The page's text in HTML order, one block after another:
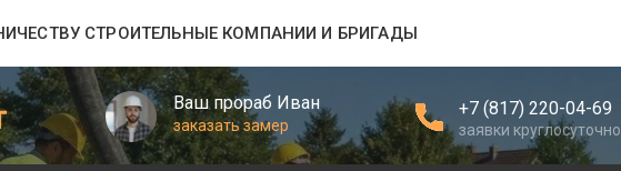
СТРОИТЕЛЬНЫЕ КОМПАНИИ И БРИГАДЫ
Ваш прораб Иван
заказать замер
+7 (817) 220-04-69
заявки круглосуточно